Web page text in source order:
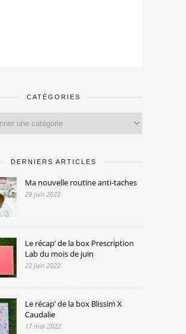
CATÉGORIES
DERNIERS ARTICLES
Ma nouvelle routine anti-taches
29 juin 2022
Le récap’ de la box Prescription
Lab du mois de juin
22 juin 2022
Le récap’ de la box Blissim X
Caudalie
17 mai 2022